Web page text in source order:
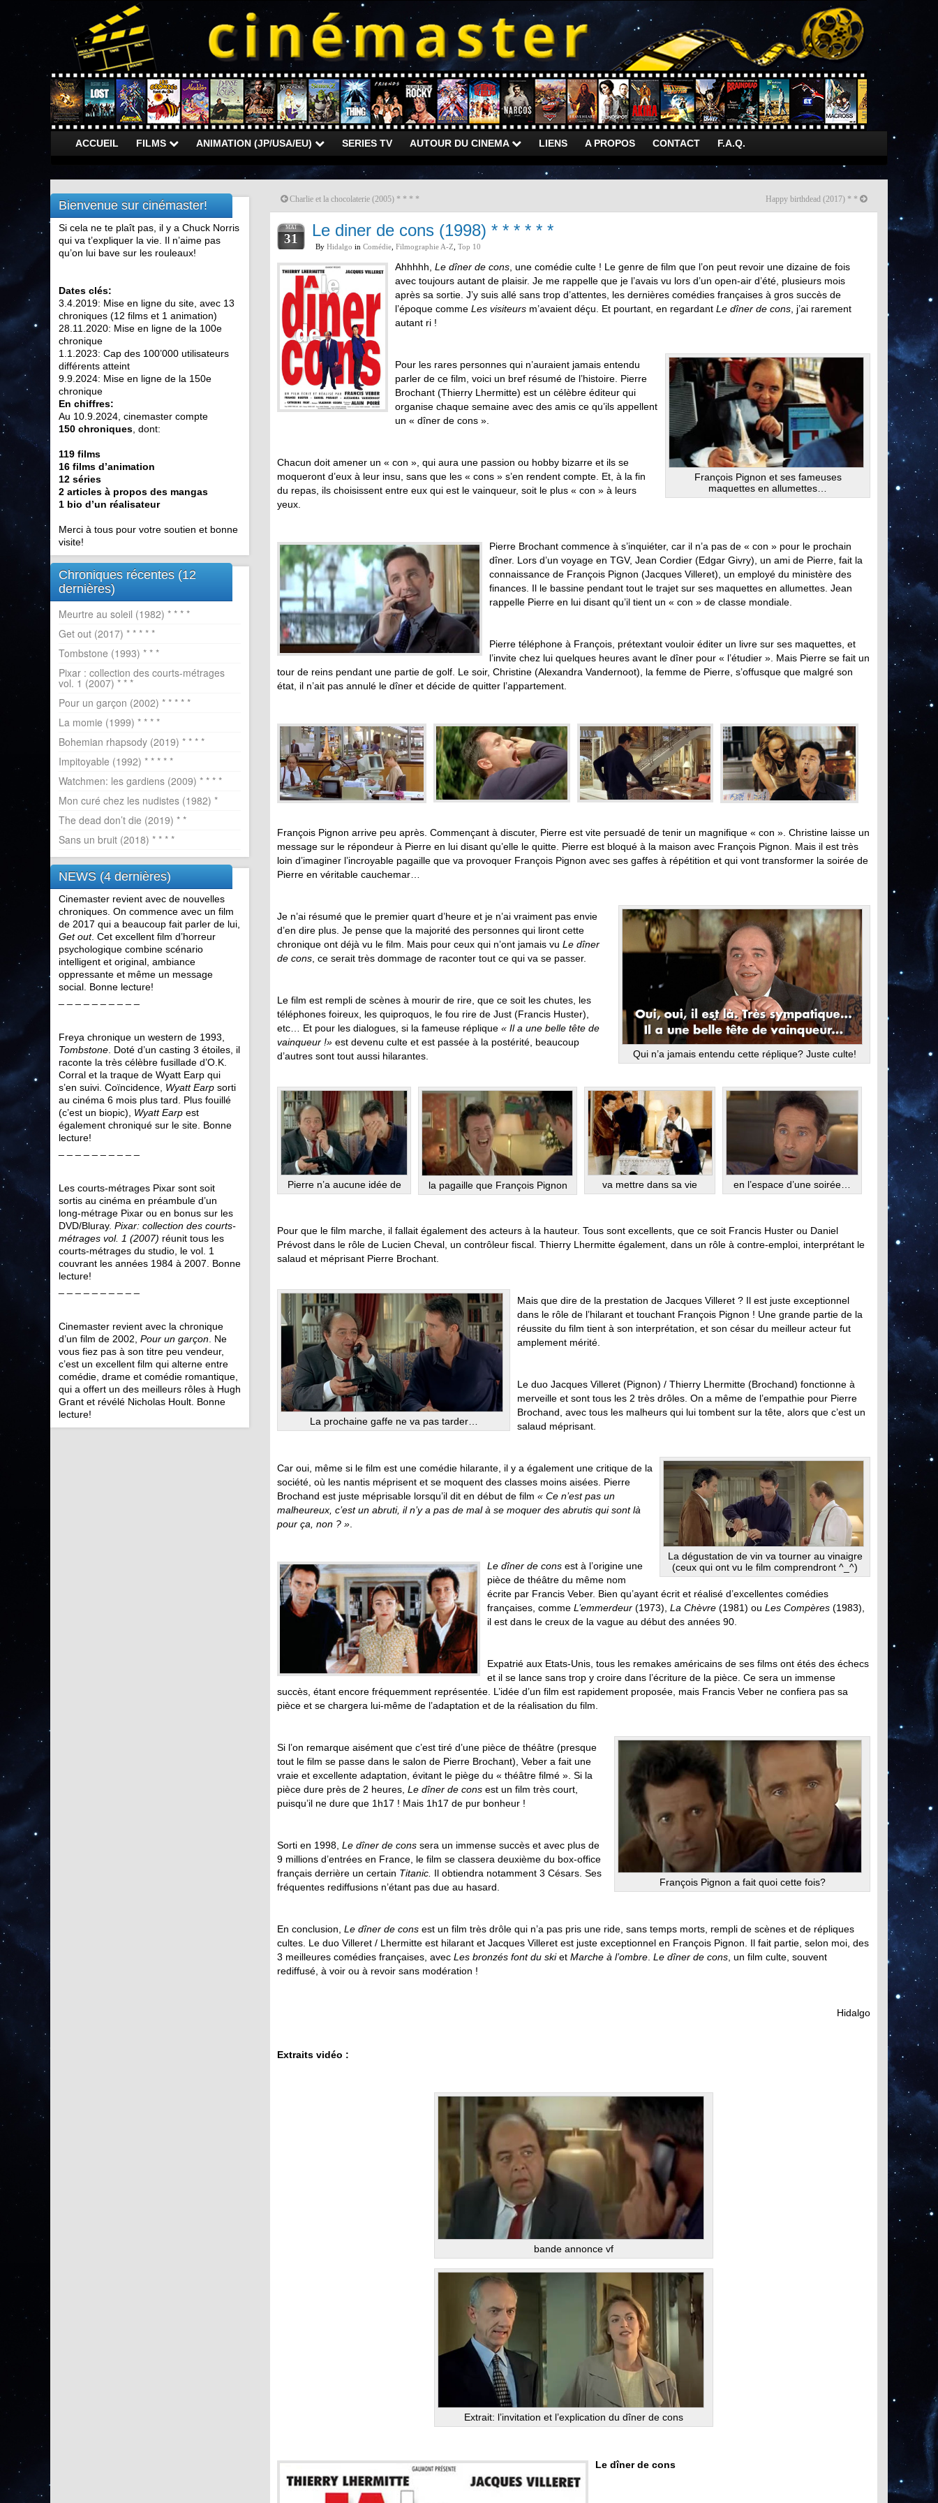
ACCUEIL FILMS ANIMATION (JP/USA/EU) SERIES TV AUTOUR DU CINEMA LIENS A PROPOS CONTACT F.A.Q.
Charlie et la chocolaterie (2005) * * * * Happy birthdead (2017) * *
MAI
31 Le diner de cons (1998) * * * * * *
By Hidalgo in Comédie Filmographie A-Z Top 10
Ahhhhh, Le dîner de cons , une comédie culte ! Le genre de film que l’on peut revoir une dizaine de fois
avec toujours autant de plaisir. Je me rappelle que je l’avais vu lors d’un open-air d’été, plusieurs mois
après sa sortie. J’y suis allé sans trop d’attentes, les dernières comédies françaises à gros succès de
l’époque comme Les visiteurs m’avaient déçu. Et pourtant, en regardant Le dîner de cons , j’ai rarement
autant ri !
François Pignon et ses fameuses
maquettes en allumettes…
Pour les rares personnes qui n’auraient jamais entendu
parler de ce film, voici un bref résumé de l’histoire. Pierre
Brochant (Thierry Lhermitte) est un célèbre éditeur qui
organise chaque semaine avec des amis ce qu’ils appellent
un « dîner de cons ».
Chacun doit amener un « con », qui aura une passion ou hobby bizarre et ils se
moqueront d’eux à leur insu, sans que les « cons » s’en rendent compte. Et, à la fin
du repas, ils choisissent entre eux qui est le vainqueur, soit le plus « con » à leurs
yeux.
Pierre Brochant commence à s’inquiéter, car il n’a pas de « con » pour le prochain
dîner. Lors d’un voyage en TGV, Jean Cordier (Edgar Givry), un ami de Pierre, fait la
connaissance de François Pignon (Jacques Villeret), un employé du ministère des
finances. Il le bassine pendant tout le trajet sur ses maquettes en allumettes. Jean
rappelle Pierre en lui disant qu’il tient un « con » de classe mondiale.
Pierre téléphone à François, prétextant vouloir éditer un livre sur ses maquettes, et
l’invite chez lui quelques heures avant le dîner pour « l’étudier ». Mais Pierre se fait un
tour de reins pendant une partie de golf. Le soir, Christine (Alexandra Vandernoot), la femme de Pierre, s’offusque que malgré son
état, il n’ait pas annulé le dîner et décide de quitter l’appartement.
François Pignon arrive peu après. Commençant à discuter, Pierre est vite persuadé de tenir un magnifique « con ». Christine laisse un
message sur le répondeur à Pierre en lui disant qu’elle le quitte. Pierre est bloqué à la maison avec François Pignon. Mais il est très
loin d’imaginer l’incroyable pagaille que va provoquer François Pignon avec ses gaffes à répétition et qui vont transformer la soirée de
Pierre en véritable cauchemar…
Qui n’a jamais entendu cette réplique? Juste culte!
Je n’ai résumé que le premier quart d’heure et je n’ai vraiment pas envie
d’en dire plus. Je pense que la majorité des personnes qui liront cette
chronique ont déjà vu le film. Mais pour ceux qui n’ont jamais vu Le dîner
de cons , ce serait très dommage de raconter tout ce qui va se passer.
Le film est rempli de scènes à mourir de rire, que ce soit les chutes, les
téléphones foireux, les quiproquos, le fou rire de Just (Francis Huster),
etc… Et pour les dialogues, si la fameuse réplique « Il a une belle tête de
vainqueur !» est devenu culte et est passée à la postérité, beaucoup
d’autres sont tout aussi hilarantes.
Pierre n’a aucune idée de la pagaille que François Pignon va mettre dans sa vie en l’espace d’une soirée…
Pour que le film marche, il fallait également des acteurs à la hauteur. Tous sont excellents, que ce soit Francis Huster ou Daniel
Prévost dans le rôle de Lucien Cheval, un contrôleur fiscal. Thierry Lhermitte également, dans un rôle à contre-emploi, interprétant le
salaud et méprisant Pierre Brochant.
La prochaine gaffe ne va pas tarder…
Mais que dire de la prestation de Jacques Villeret ? Il est juste exceptionnel
dans le rôle de l’hilarant et touchant François Pignon ! Une grande partie de la
réussite du film tient à son interprétation, et son césar du meilleur acteur fut
amplement mérité.
Le duo Jacques Villeret (Pignon) / Thierry Lhermitte (Brochand) fonctionne à
merveille et sont tous les 2 très drôles. On a même de l’empathie pour Pierre
Brochand, avec tous les malheurs qui lui tombent sur la tête, alors que c’est un
salaud méprisant.
La dégustation de vin va tourner au vinaigre
(ceux qui ont vu le film comprendront ^_^)
Car oui, même si le film est une comédie hilarante, il y a également une critique de la
société, où les nantis méprisent et se moquent des classes moins aisées. Pierre
Brochand est juste méprisable lorsqu’il dit en début de film « Ce n’est pas un
malheureux, c’est un abruti, il n’y a pas de mal à se moquer des abrutis qui sont là
pour ça, non ? ».
Le dîner de cons est à l’origine une
pièce de théâtre du même nom
écrite par Francis Veber. Bien qu’ayant écrit et réalisé d’excellentes comédies
françaises, comme L’emmerdeur (1973), La Chèvre (1981) ou Les Compères (1983),
il est dans le creux de la vague au début des années 90.
Expatrié aux Etats-Unis, tous les remakes américains de ses films ont étés des échecs
et il se lance sans trop y croire dans l’écriture de la pièce. Ce sera un immense
succès, étant encore fréquemment représentée. L’idée d’un film est rapidement proposée, mais Francis Veber ne confiera pas sa
pièce et se chargera lui-même de l’adaptation et de la réalisation du film.
François Pignon a fait quoi cette fois?
Si l’on remarque aisément que c’est tiré d’une pièce de théâtre (presque
tout le film se passe dans le salon de Pierre Brochant), Veber a fait une
vraie et excellente adaptation, évitant le piège du « théâtre filmé ». Si la
pièce dure près de 2 heures, Le dîner de cons est un film très court,
puisqu’il ne dure que 1h17 ! Mais 1h17 de pur bonheur !
Sorti en 1998, Le dîner de cons sera un immense succès et avec plus de
9 millions d’entrées en France, le film se classera deuxième du box-office
français derrière un certain Titanic. Il obtiendra notamment 3 Césars. Ses
fréquentes rediffusions n’étant pas due au hasard.
En conclusion, Le dîner de cons est un film très drôle qui n’a pas pris une ride, sans temps morts, rempli de scènes et de répliques
cultes. Le duo Villeret / Lhermitte est hilarant et Jacques Villeret est juste exceptionnel en François Pignon. Il fait partie, selon moi, des
3 meilleures comédies françaises, avec Les bronzés font du skiet Marche à l’ombre. Le dîner de cons, un film culte, souvent
rediffusé, à voir ou à revoir sans modération !
Hidalgo
Extraits vidéo :
bande annonce vf
Extrait: l’invitation et l’explication du dîner de cons
Le dîner de cons
Bienvenue sur cinémaster!
Si cela ne te plaît pas, il y a Chuck Norris
qui va t’expliquer la vie. Il n’aime pas
qu’on lui bave sur les rouleaux!
Dates clés:
3.4.2019: Mise en ligne du site, avec 13
chroniques (12 films et 1 animation)
28.11.2020: Mise en ligne de la 100e
chronique
1.1.2023: Cap des 100’000 utilisateurs
différents atteint
9.9.2024: Mise en ligne de la 150e
chronique
En chiffres:
Au 10.9.2024, cinemaster compte
150 chroniques , dont:
119 films
16 films d’animation
12 séries
2 articles à propos des mangas
1 bio d’un réalisateur
Merci à tous pour votre soutien et bonne
visite!
Chroniques récentes (12
dernières)
Meurtre au soleil (1982) * * * *
Get out (2017) * * * * *
Tombstone (1993) * * *
Pixar : collection des courts-métrages
vol. 1 (2007) * * *
Pour un garçon (2002) * * * * *
La momie (1999) * * * *
Bohemian rhapsody (2019) * * * *
Impitoyable (1992) * * * * *
Watchmen: les gardiens (2009) * * * *
Mon curé chez les nudistes (1982) *
The dead don’t die (2019) * *
Sans un bruit (2018) * * * *
NEWS (4 dernières)
Cinemaster revient avec de nouvelles
chroniques. On commence avec un film
de 2017 qui a beaucoup fait parler de lui,
Get out. Cet excellent film d’horreur
psychologique combine scénario
intelligent et original, ambiance
oppressante et même un message
social. Bonne lecture!
Freya chronique un western de 1993,
Tombstone . Doté d’un casting 3 étoiles, il
raconte la très célèbre fusillade d’O.K.
Corral et la traque de Wyatt Earp qui
s’en suivi. Coïncidence, Wyatt Earp sorti
au cinéma 6 mois plus tard. Plus fouillé
(c’est un biopic), Wyatt Earp est
également chroniqué sur le site. Bonne
lecture!
Les courts-métrages Pixar sont soit
sortis au cinéma en préambule d’un
long-métrage Pixar ou en bonus sur les
DVD/Bluray. Pixar: collection des courts-
métrages vol. 1 (2007) réunit tous les
courts-métrages du studio, le vol. 1
couvrant les années 1984 à 2007. Bonne
lecture!
Cinemaster revient avec la chronique
d’un film de 2002, Pour un garçon . Ne
vous fiez pas à son titre peu vendeur,
c’est un excellent film qui alterne entre
comédie, drame et comédie romantique,
qui a offert un des meilleurs rôles à Hugh
Grant et révélé Nicholas Hoult. Bonne
lecture!